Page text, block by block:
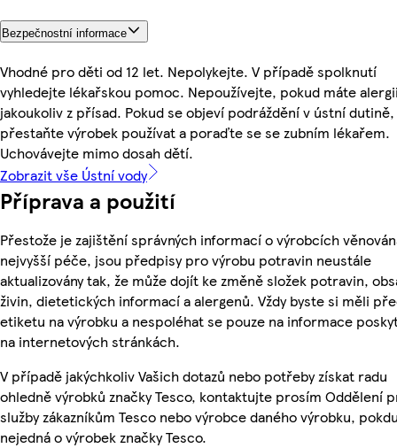
Bezpečnostní informace
Vhodné pro děti od 12 let. Nepolykejte. V případě spolknutí
vyhledejte lékařskou pomoc. Nepoužívejte, pokud máte
jakoukoliv z přísad. Pokud se objeví podráždění v ústní dutině,
přestaňte výrobek používat a poraďte se se zubním lékařem.
Uchovávejte mimo dosah dětí.
Zobrazit vše Ústní vody
Příprava a použití
Přestože je zajištění správných informací o výrobcích
nejvyšší péče, jsou předpisy pro výrobu potravin neustále
aktualizovány tak, že může dojít ke změně složek potravin,
živin, dietetických informací a alergenů. Vždy byste si měli
etiketu na výrobku a nespoléhat se pouze na informace
na internetových stránkách.
V případě jakýchkoliv Vašich dotazů nebo potřeby získat radu
ohledně výrobků značky Tesco, kontaktujte prosím Oddělení
služby zákazníkům Tesco nebo výrobce daného výrobku,
nejedná o výrobek značky Tesco.